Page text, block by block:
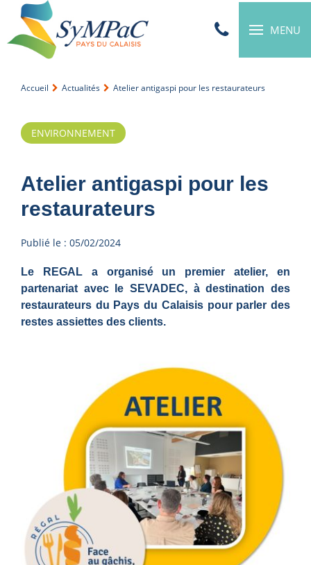
MENU
Accueil Actualités Atelier antigaspi pour les restaurateurs
ENVIRONNEMENT
Atelier antigaspi pour les
restaurateurs
Publié le : 05/02/2024
Le REGAL a organisé un premier atelier, en
partenariat avec le SEVADEC, à destination des
restaurateurs du Pays du Calaisis pour parler des
restes assiettes des clients.